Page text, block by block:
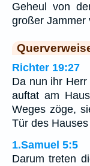
Geheul von
großer
Richter 19:27
Da nun ihr
auftat am
Weges zöge,
Tür des
1.Samuel 5:5
Darum treten